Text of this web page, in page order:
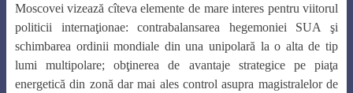
Moscovei vizează cîteva elemente de mare interes pentru viitorul
politicii internaţionae: contrabalansarea hegemoniei SUA şi
schimbarea ordinii mondiale din una unipolară la o alta de tip
lumi multipolare; obţinerea de avantaje strategice pe piaţa
energetică din zonă dar mai ales control asupra magistralelor de